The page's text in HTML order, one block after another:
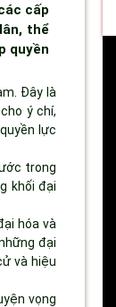
cấp
thể
quyền
Đây là
ý chí,
lực
trong
khối đại
hóa và
đại
và hiệu
vọng